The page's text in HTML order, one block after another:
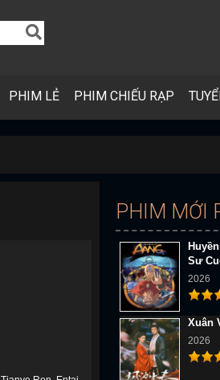
PHIM LẺ PHIM CHIẾU RẠP
PHIM MỚI
Sư
2026
Xuân
2026